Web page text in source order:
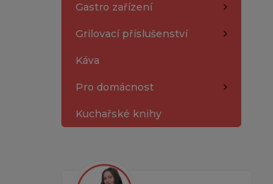
Gastro zařízení
Grilovací příslušenství
Káva
Pro domácnost
Kuchařské knihy